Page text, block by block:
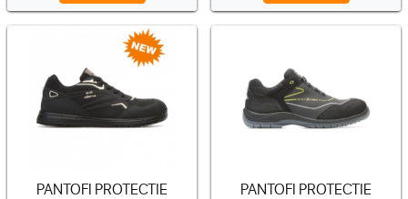
PANTOFI PROTECTIE
PANTOFI PROTECTIE